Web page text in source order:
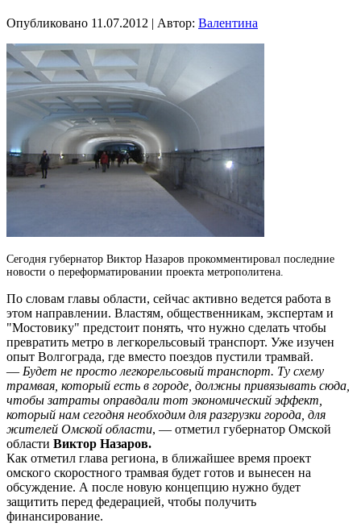
Опубликовано 11.07.2012 | Автор: Валентина
Сегодня губернатор Виктор Назаров прокомментировал последние
новости о переформатировании проекта метрополитена.
По словам главы области, сейчас активно ведется работа в
этом направлении. Властям, общественникам, экспертам и
"Мостовику" предстоит понять, что нужно сделать чтобы
превратить метро в легкорельсовый транспорт. Уже изучен
опыт Волгограда, где вместо поездов пустили трамвай.
— Будет не просто легкорельсовый транспорт. Ту схему
трамвая, который есть в городе, должны привязывать сюда,
чтобы затраты оправдали тот экономический эффект,
который нам сегодня необходим для разгрузки города, для
жителей Омской области, — отметил губернатор Омской
области Виктор Назаров.
Как отметил глава региона, в ближайшее время проект
омского скоростного трамвая будет готов и вынесен на
обсуждение. А после новую концепцию нужно будет
защитить перед федерацией, чтобы получить
финансирование.